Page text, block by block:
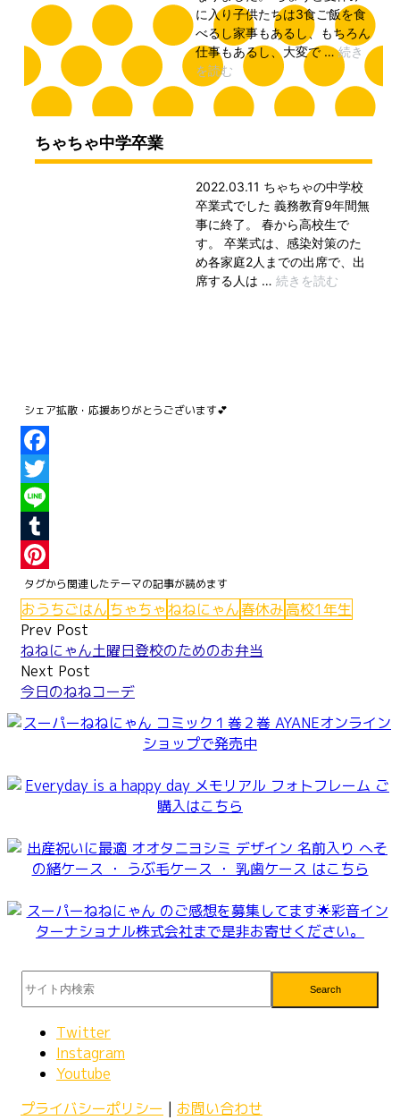
Facebook
Twitter
Line
Tumblr
Pinterest
おうちごはん ちゃちゃねねにゃん春休み高校1年生
Post
navigation
Prev Post
ねねにゃん土曜日登校のためのお弁当
Next Post
今日のねねコーデ
Search
Twitter
Instagram
Youtube
プライバシーポリシー | お問い合わせ